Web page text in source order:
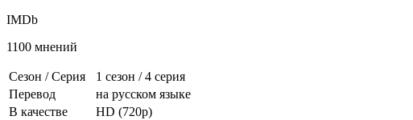
IMDb
1100 мнений
Сезон / Серия 1 сезон /4 серия
Перевод
на русском языке
В качестве
HD (720p)